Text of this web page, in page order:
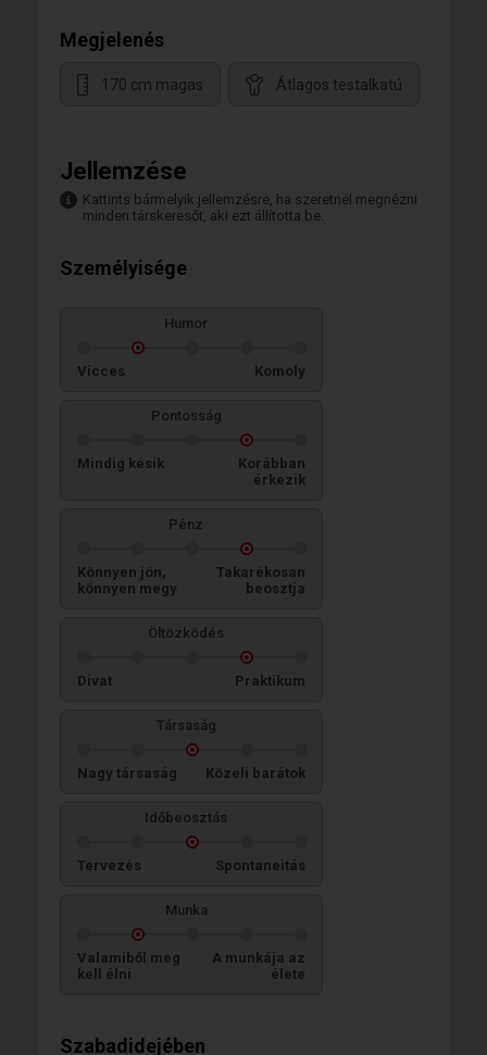
Megjelenés
170 cm magas Átlagos testalkatú
Jellemzése
Kattints bármelyik jellemzésre, ha szeretnél megnézni
minden társkeresőt, aki ezt állította be.
Személyisége
Humor
Vicces Komoly
Pontosság
Mindig késik
Korábban
érkezik
Pénz
Könnyen jön,
könnyen megy
Takarékosan
beosztja
Öltözködés
Divat Praktikum
Társaság
Nagy társaság Közeli barátok
Időbeosztás
Tervezés Spontaneitás
Munka
Valamiből meg
kell élni
A munkája az
élete
Szabadidejében